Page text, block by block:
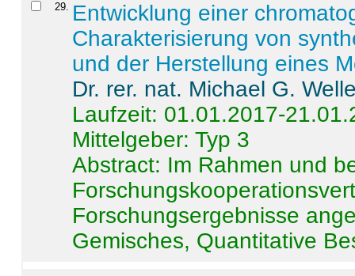
29. Entwicklung einer
Charakterisierung von
und der Herstellung eines
Dr. rer. nat. Michael G.
Laufzeit: 01.01.2017-
Mittelgeber: Typ 3
Abstract: Im Rahmen und
Forschungsergebnisse
Gemisches, Quantitative